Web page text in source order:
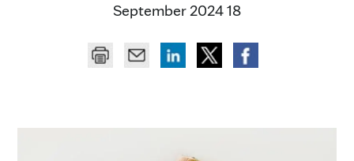
18 September 2024